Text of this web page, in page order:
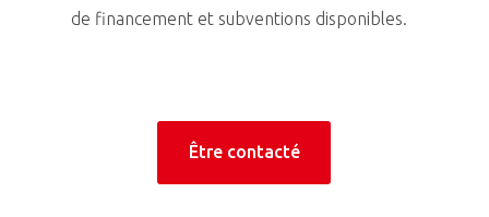
de financement et subventions disponibles.
Être contacté